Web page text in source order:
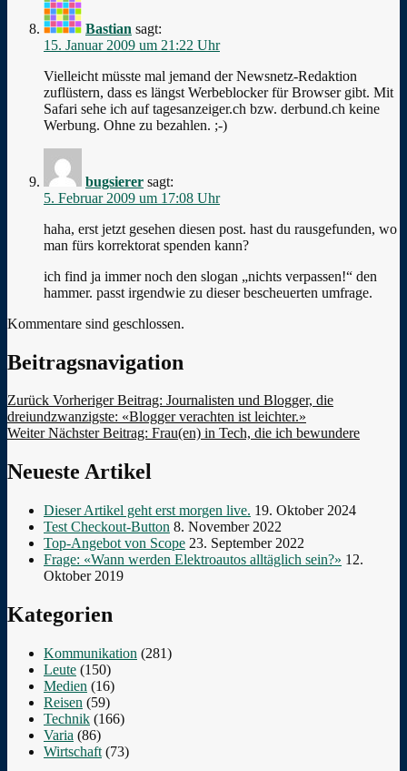
Bastian sagt:
15. Januar 2009 um 21:22 Uhr
Vielleicht müsste mal jemand der Newsnetz-Redaktion
zuflüstern, dass es längst Werbeblocker für Browser gibt. Mit
Safari sehe ich auf tagesanzeiger.ch bzw. derbund.ch keine
Werbung. Ohne zu bezahlen. ;-)
bugsierer sagt:
5. Februar 2009 um 17:08 Uhr
haha, erst jetzt gesehen diesen post. hast du rausgefunden, wo
man fürs korrektorat spenden kann?
ich find ja immer noch den slogan „nichts verpassen!“ den
hammer. passt irgendwie zu dieser bescheuerten umfrage.
Kommentare sind geschlossen.
Beitragsnavigation
Zurück Vorheriger Beitrag: Journalisten und Blogger, die
dreiundzwanzigste: «Blogger verachten ist leichter.»
Weiter Nächster Beitrag: Frau(en) in Tech, die ich bewundere
Neueste Artikel
Dieser Artikel geht erst morgen live. 19. Oktober 2024
Test Checkout-Button 8. November 2022
Top-Angebot von Scope 23. September 2022
Frage: «Wann werden Elektroautos alltäglich sein?» 12.
Oktober 2019
Kategorien
Kommunikation (281)
Leute (150)
Medien (16)
Reisen (59)
Technik (166)
Varia (86)
Wirtschaft (73)